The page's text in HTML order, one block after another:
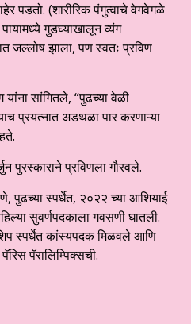
पडतो. (शारीरिक पंगुत्वाचे वेगवेगळे
गुडघ्याखालून व्यंग
जल्लोष झाला, पण स्वतः प्रविण
यांना सांगितले, “पुढच्या वेळी
प्रयत्नात अडथळा पार करणाऱ्या
पुरस्काराने प्रविणला गौरवले.
पुढच्या स्पर्धेत, २०२२ च्या आशियाई
सुवर्णपदकाला गवसणी घातली.
स्पर्धेत कांस्यपदक मिळवले आणि
पॅरालिम्पिक्सची.